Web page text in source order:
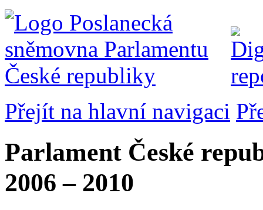
Přejít na hlavní navigaci
Parlament České
2006 – 2010